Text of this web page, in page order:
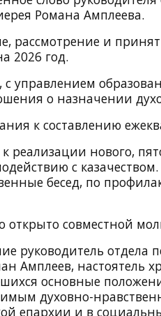
Романа Амплеева.
рассмотрение и
2026 год.
с управлением
о назначении
к составлению
реализации нового,
с
бесед, по
совместной
руководитель отдела
Амплеев, настоятель
основные
духовно-
епархии и в